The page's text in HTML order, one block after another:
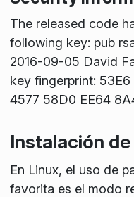
The released code
following key: pub
2016-09-05 David
key fingerprint:
4577 58D0 EE64
Instalación
En Linux, el uso de
favorita es el modo